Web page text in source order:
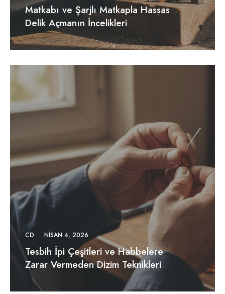
Matkabı ve Şarjlı Matkapla Hassas
Delik Açmanın İncelikleri
CD NISAN 4, 2026
Tesbih İpi Çeşitleri ve Habbelere
Zarar Vermeden Dizim Teknikleri